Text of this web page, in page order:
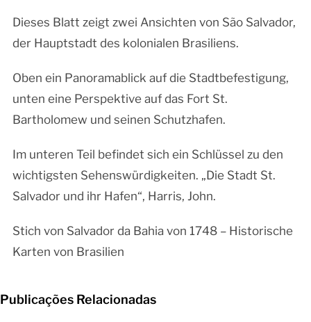
Dieses Blatt zeigt zwei Ansichten von São Salvador,
der Hauptstadt des kolonialen Brasiliens.
Oben ein Panoramablick auf die Stadtbefestigung,
unten eine Perspektive auf das Fort St.
Bartholomew und seinen Schutzhafen.
Im unteren Teil befindet sich ein Schlüssel zu den
wichtigsten Sehenswürdigkeiten. „Die Stadt St.
Salvador und ihr Hafen“, Harris, John.
Stich von Salvador da Bahia von 1748 – Historische
Karten von Brasilien
Publicações Relacionadas